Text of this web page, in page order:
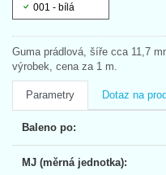
001 - bílá
Guma prádlová, šíře cca 11,7
výrobek, cena za 1 m.
Parametry Dotaz na
Baleno po:
MJ (měrná jednotka):